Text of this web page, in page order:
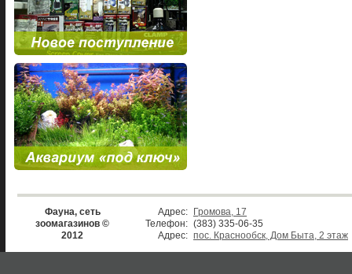
Фауна, сеть
зоомагазинов ©
2012
Адрес:
Громова, 17
Телефон: (383) 335-06-35
Адрес: пос. Краснообск, Дом Быта, 2 этаж